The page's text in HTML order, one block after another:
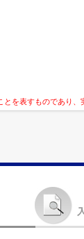
を表すものであり、